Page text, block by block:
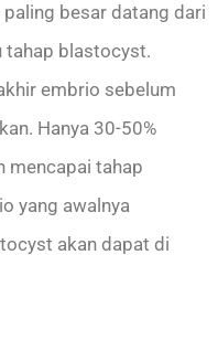
besar datang dari
tahap blastocyst.
embrio sebelum
Hanya 30-50%
mencapai tahap
yang awalnya
akan dapat di